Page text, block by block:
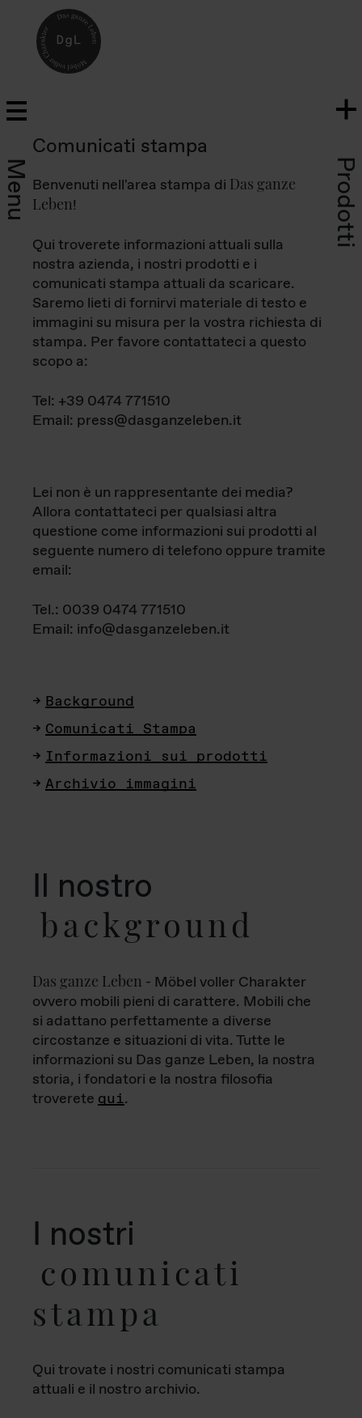
Menu Prodotti
Comunicati stampa
Benvenuti nell'area stampa di Das ganze
Leben!
Qui troverete informazioni attuali sulla
nostra azienda, i nostri prodotti e i
comunicati stampa attuali da scaricare.
Saremo lieti di fornirvi materiale di testo e
immagini su misura per la vostra richiesta di
stampa. Per favore contattateci a questo
scopo a:
Tel: +39 0474 771510
Email: press@dasganzeleben.it
Lei non è un rappresentante dei media?
Allora contattateci per qualsiasi altra
questione come informazioni sui prodotti al
seguente numero di telefono oppure tramite
email:
Tel.: 0039 0474 771510
Email: info@dasganzeleben.it
Background
Comunicati Stampa
Informazioni sui prodotti
Archivio immagini
Il nostro
background
Das ganze Leben - Möbel voller Charakter
ovvero mobili pieni di carattere. Mobili che
si adattano perfettamente a diverse
circostanze e situazioni di vita. Tutte le
informazioni su Das ganze Leben, la nostra
storia, i fondatori e la nostra filosofia
troverete qui.
I nostri
comunicati
stampa
Qui trovate i nostri comunicati stampa
attuali e il nostro archivio.